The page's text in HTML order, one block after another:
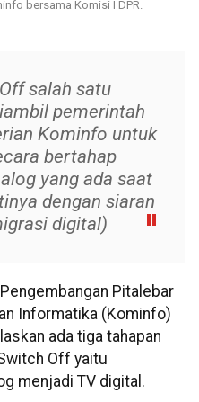
bersama Komisi I DPR.
salah satu
pemerintah
Kominfo untuk
bertahap
yang ada saat
dengan siaran
digital)
Pitalebar
Informatika (Kominfo)
ada tiga tahapan
Off yaitu
menjadi TV digital.